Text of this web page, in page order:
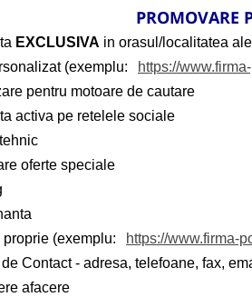
EXCLUSIVA in orasul/localitatea
(exemplu:
https://
pentru motoare de cautare
activa pe retelele sociale
oferte speciale
proprie (exemplu:
https://www.firma-
Contact - adresa, telefoane, fax,
afacere